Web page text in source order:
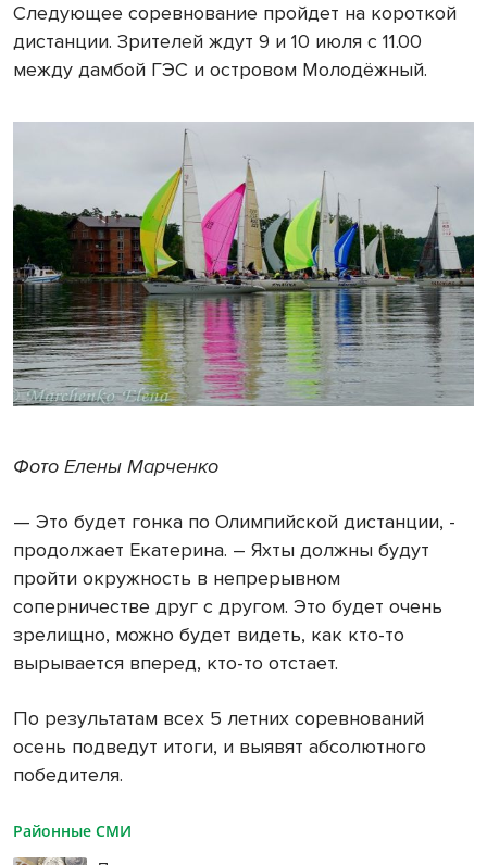
Следующее соревнование пройдет на короткой
дистанции. Зрителей ждут 9 и 10 июля с 11.00
между дамбой ГЭС и островом Молодёжный.
Фото Елены Марченко
— Это будет гонка по Олимпийской дистанции, -
продолжает Екатерина. – Яхты должны будут
пройти окружность в непрерывном
соперничестве друг с другом. Это будет очень
зрелищно, можно будет видеть, как кто-то
вырывается вперед, кто-то отстает.
По результатам всех 5 летних соревнований
осень подведут итоги, и выявят абсолютного
победителя.
Районные СМИ